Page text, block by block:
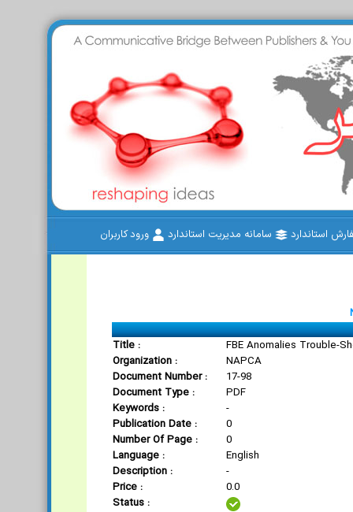
استاندارد سامانه مدیریت استاندارد ورود کاربران
Title :
FBE Anomalies Trouble-
Organization :
NAPCA
Document Number :
17-98
Document Type :
PDF
Keywords :
-
Publication Date :
0
Number Of Page :
0
Language :
English
Description :
-
Price :
0.0
Status :